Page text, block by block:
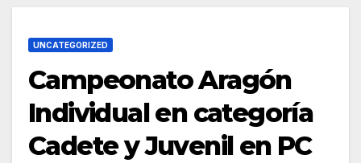
UNCATEGORIZED
Campeonato Aragón
Individual en categoría
Cadete y Juvenil en PC